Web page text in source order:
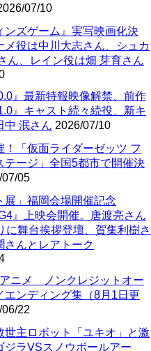
07/10
ンズゲーム』実写映画化決
役は中川大志さん、シュカ
ん、レイン役は畑 芽育さん
』最新特報映像解禁、前作
』キャスト続々続投、新キ
中 泯さん 2026/07/10
！「仮面ライダーゼッツ フ
テージ」全国5都市で開催決
07/05
展」福岡会場開催記念
』上映会開催。唐渡亮さん
に舞台挨拶登壇、賀集利樹さ
さんとレアトーク
ニメ ノンクレジットオー
エンディング集（8月1日更
22
世主ロボット「ユキオ」と激
ラVSスノウボールアー